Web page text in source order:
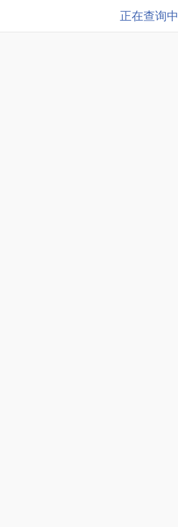
正在查询中